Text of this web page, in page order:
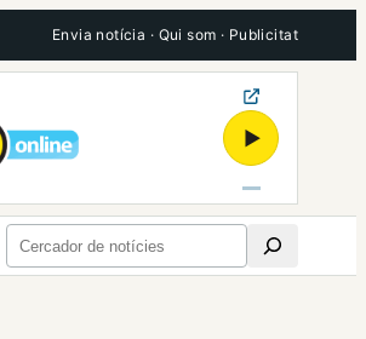
Envia notícia · Qui som · Publicitat
▶
Cerca